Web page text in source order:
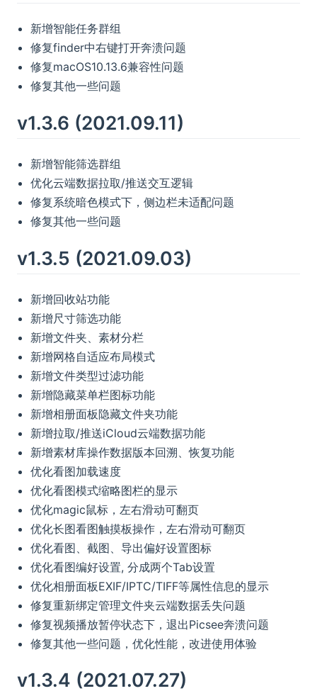
新增智能任务群组
修复finder中右键打开奔溃问题
修复macOS10.13.6兼容性问题
修复其他一些问题
v1.3.6 (2021.09.11)
新增智能筛选群组
优化云端数据拉取/推送交互逻辑
修复系统暗色模式下，侧边栏未适配问题
修复其他一些问题
v1.3.5 (2021.09.03)
新增回收站功能
新增尺寸筛选功能
新增文件夹、素材分栏
新增网格自适应布局模式
新增文件类型过滤功能
新增隐藏菜单栏图标功能
新增相册面板隐藏文件夹功能
新增拉取/推送iCloud云端数据功能
新增素材库操作数据版本回溯、恢复功能
优化看图加载速度
优化看图模式缩略图栏的显示
优化magic鼠标，左右滑动可翻页
优化长图看图触摸板操作，左右滑动可翻页
优化看图、截图、导出偏好设置图标
优化看图编好设置, 分成两个Tab设置
优化相册面板EXIF/IPTC/TIFF等属性信息的显示
修复重新绑定管理文件夹云端数据丢失问题
修复视频播放暂停状态下，退出Picsee奔溃问题
修复其他一些问题，优化性能，改进使用体验
v1.3.4 (2021.07.27)